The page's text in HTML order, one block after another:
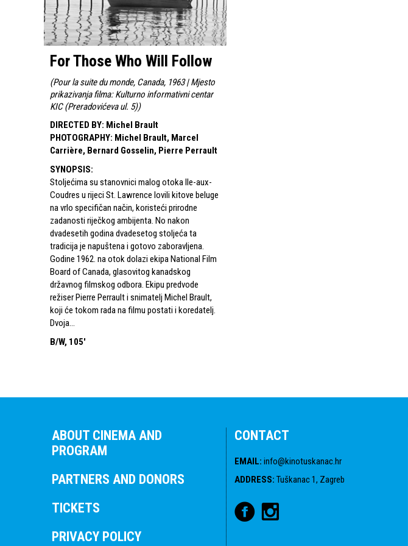
For Those Who Will Follow
(Pour la suite du monde, Canada, 1963 | Mjesto
prikazivanja filma: Kulturno informativni centar
KIC (Preradovićeva ul. 5))
DIRECTED BY: Michel Brault
PHOTOGRAPHY: Michel Brault, Marcel
Carrière, Bernard Gosselin, Pierre Perrault
SYNOPSIS:
Stoljećima su stanovnici malog otoka Ile-aux-
Coudres u rijeci St. Lawrence lovili kitove beluge
na vrlo specifičan način, koristeći prirodne
zadanosti riječkog ambijenta. No nakon
dvadesetih godina dvadesetog stoljeća ta
tradicija je napuštena i gotovo zaboravljena.
Godine 1962. na otok dolazi ekipa National Film
Board of Canada, glasovitog kanadskog
državnog filmskog odbora. Ekipu predvode
režiser Pierre Perrault i snimatelj Michel Brault,
koji će tokom rada na filmu postati i koredatelj.
Dvoja...
B/W, 105'
ABOUT CINEMA AND
PROGRAM
PARTNERS AND DONORS
TICKETS
PRIVACY POLICY
CONTACT
EMAIL: info@kinotuskanac.hr
ADDRESS: Tuškanac 1, Zagreb